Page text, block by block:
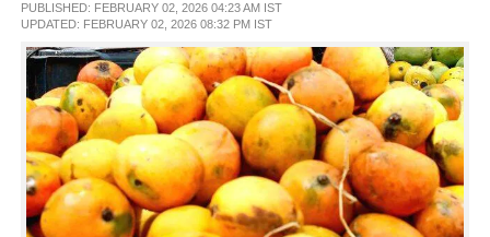
LIFESTYLE
SPIRITUAL
INFO+
ART
PUBLISHED: FEBRUARY 02, 2026 04:23 AM IST
UPDATED: FEBRUARY 02, 2026 08:32 PM IST